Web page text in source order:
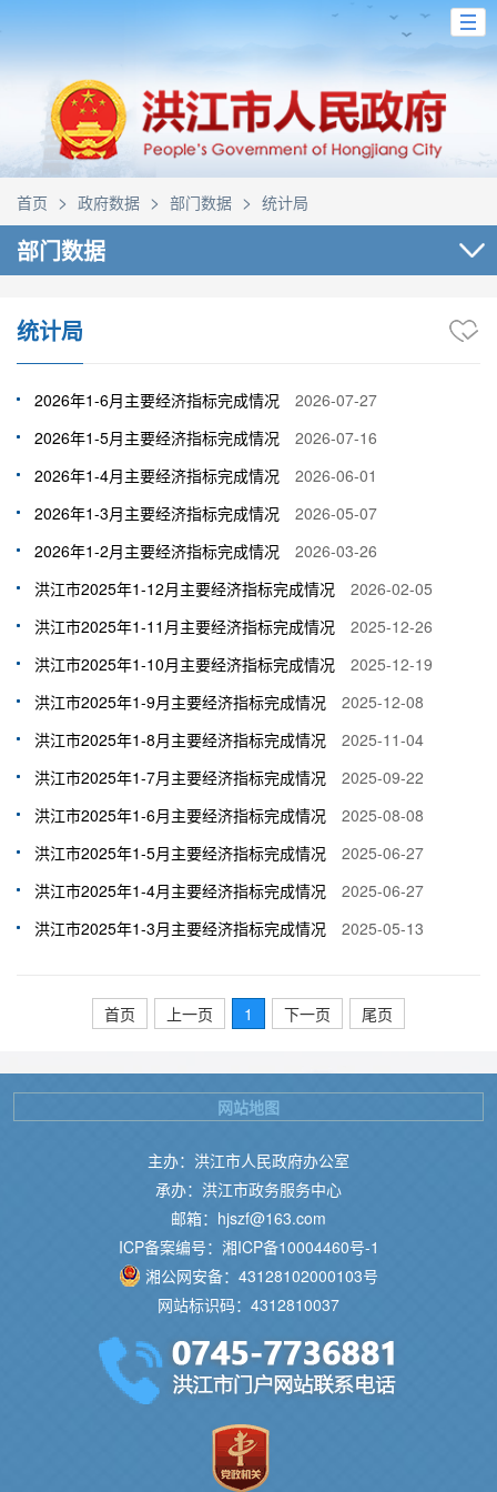
首页 > 政府数据 > 部门数据 > 统计局
部门数据
统计局
2026年1-6月主要经济指标完成情况
2026-07-27
2026年1-5月主要经济指标完成情况
2026-07-16
2026年1-4月主要经济指标完成情况
2026-06-01
2026年1-3月主要经济指标完成情况
2026-05-07
2026年1-2月主要经济指标完成情况
2026-03-26
洪江市2025年1-12月主要经济指标完成情况
2026-02-05
洪江市2025年1-11月主要经济指标完成情况
2025-12-26
洪江市2025年1-10月主要经济指标完成情况
2025-12-19
洪江市2025年1-9月主要经济指标完成情况
2025-12-08
洪江市2025年1-8月主要经济指标完成情况
2025-11-04
洪江市2025年1-7月主要经济指标完成情况
2025-09-22
洪江市2025年1-6月主要经济指标完成情况
2025-08-08
洪江市2025年1-5月主要经济指标完成情况
2025-06-27
洪江市2025年1-4月主要经济指标完成情况
2025-06-27
洪江市2025年1-3月主要经济指标完成情况
2025-05-13
首页 上一页 1 下一页 尾页
主办：洪江市人民政府办公室
承办：洪江市政务服务中心
邮箱：hjszf@163.com
ICP备案编号：湘ICP备10004460号-1
湘公网安备：43128102000103号
网站标识码：4312810037
网站地图